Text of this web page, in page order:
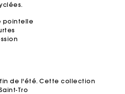
pointelle
de l'été. Cette collection
Tro